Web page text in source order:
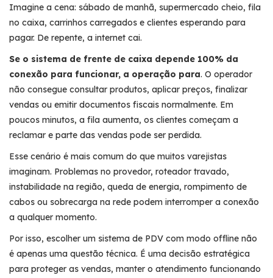
Imagine a cena: sábado de manhã, supermercado cheio, fila
no caixa, carrinhos carregados e clientes esperando para
pagar. De repente, a internet cai.
Se o sistema de frente de caixa depende 100% da
conexão para funcionar, a operação para. O operador
não consegue consultar produtos, aplicar preços, finalizar
vendas ou emitir documentos fiscais normalmente. Em
poucos minutos, a fila aumenta, os clientes começam a
reclamar e parte das vendas pode ser perdida.
Esse cenário é mais comum do que muitos varejistas
imaginam. Problemas no provedor, roteador travado,
instabilidade na região, queda de energia, rompimento de
cabos ou sobrecarga na rede podem interromper a conexão
a qualquer momento.
Por isso, escolher um sistema de PDV com modo offline não
é apenas uma questão técnica. É uma decisão estratégica
para proteger as vendas, manter o atendimento funcionando